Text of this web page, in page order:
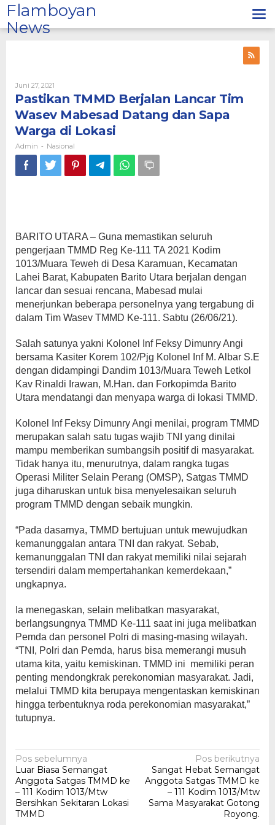
Lewati
ke
konten
Flamboyan
News
Juni 27, 2021
Admin
Pastikan TMMD Berjalan Lancar Tim
Wasev Mabesad Datang dan Sapa
Warga di Lokasi
Admin - Nasional
BARITO UTARA – Guna memastikan seluruh
pengerjaan TMMD Reg Ke-111 TA 2021 Kodim
1013/Muara Teweh di Desa Karamuan, Kecamatan
Lahei Barat, Kabupaten Barito Utara berjalan dengan
lancar dan sesuai rencana, Mabesad mulai
menerjunkan beberapa personelnya yang tergabung di
dalam Tim Wasev TMMD Ke-111. Sabtu (26/06/21).
Salah satunya yakni Kolonel Inf Feksy Dimunry Angi
bersama Kasiter Korem 102/Pjg Kolonel Inf M. Albar S.E
dengan didampingi Dandim 1013/Muara Teweh Letkol
Kav Rinaldi Irawan, M.Han. dan Forkopimda Barito
Utara mendatangi dan menyapa warga di lokasi TMMD.
Kolonel Inf Feksy Dimunry Angi menilai, program TMMD
merupakan salah satu tugas wajib TNI yang dinilai
mampu memberikan sumbangsih positif di masyarakat.
Tidak hanya itu, menurutnya, dalam rangka tugas
Operasi Militer Selain Perang (OMSP), Satgas TMMD
juga diharuskan untuk bisa menyelesaikan seluruh
program TMMD dengan sebaik mungkin.
“Pada dasarnya, TMMD bertujuan untuk mewujudkan
kemanunggalan antara TNI dan rakyat. Sebab,
kemanunggalan TNI dan rakyat memiliki nilai sejarah
tersendiri dalam mempertahankan kemerdekaan,”
ungkapnya.
Ia menegaskan, selain melibatkan masyarakat,
berlangsungnya TMMD Ke-111 saat ini juga melibatkan
Pemda dan personel Polri di masing-masing wilayah.
“TNI, Polri dan Pemda, harus bisa memerangi musuh
utama kita, yaitu kemiskinan. TMMD ini memiliki peran
penting mendongkrak perekonomian masyarakat. Jadi,
melalui TMMD kita berupaya mengentaskan kemiskinan
hingga terbentuknya roda perekonomian masyarakat,”
tutupnya.
Navigasi
pos
Pos sebelumnya
Luar Biasa Semangat
Anggota Satgas TMMD ke
– 111 Kodim 1013/Mtw
Bersihkan Sekitaran Lokasi
TMMD
Pos berikutnya
Sangat Hebat Semangat
Anggota Satgas TMMD ke
– 111 Kodim 1013/Mtw
Sama Masyarakat Gotong
Royong.